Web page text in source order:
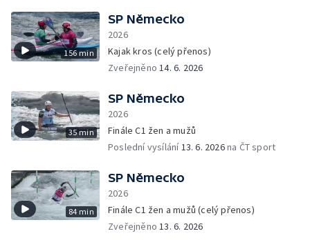
156 min
SP Německo
2026
Kajak kros (celý přenos)
Zveřejněno14. 6. 2026
35 min
SP Německo
2026
Finále C1 žen a mužů
Poslední vysílání13. 6. 2026na ČT sport
84 min
SP Německo
2026
Finále C1 žen a mužů (celý přenos)
Zveřejněno13. 6. 2026